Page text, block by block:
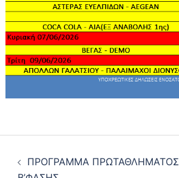
ΠΡΟΓΡΑΜΜΑ ΠΡΩΤΑΘΛΗΜΑΤΟΣ